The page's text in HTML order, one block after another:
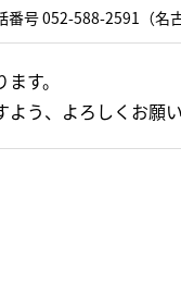
番号 052-588-2591（名
す。
う、よろしくお願い